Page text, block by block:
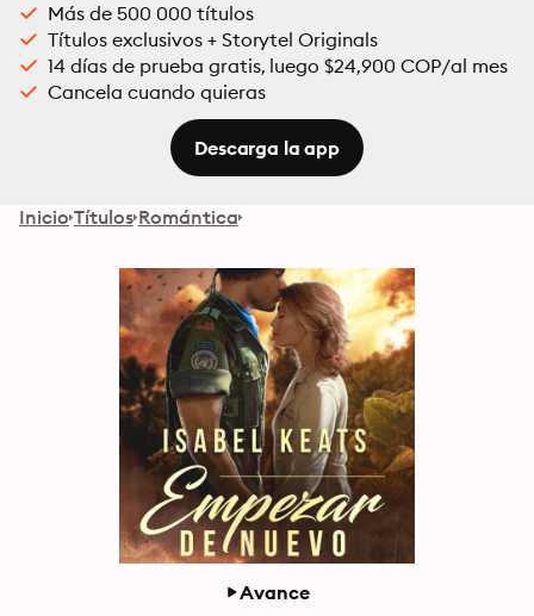
Más de 500 000 títulos
Títulos exclusivos + Storytel Originals
14 días de prueba gratis, luego $24,900 COP/al mes
Cancela cuando quieras
Descarga la app
Inicio Títulos Romántica
Avance